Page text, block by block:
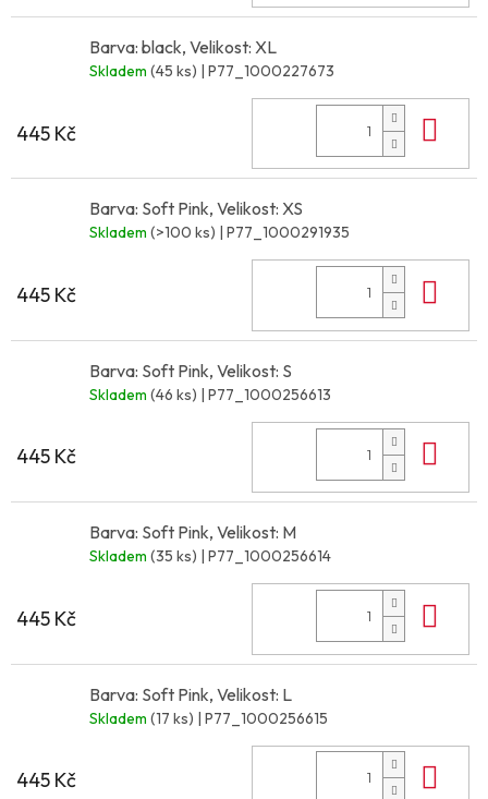
Barva: black, Velikost: XL
Skladem (45 ks) | P77_1000227673
445 Kč
Barva: Soft Pink, Velikost: XS
Skladem (>100 ks) | P77_1000291935
445 Kč
Barva: Soft Pink, Velikost: S
Skladem (46 ks) | P77_1000256613
445 Kč
Barva: Soft Pink, Velikost: M
Skladem (35 ks) | P77_1000256614
445 Kč
Barva: Soft Pink, Velikost: L
Skladem (17 ks) | P77_1000256615
445 Kč